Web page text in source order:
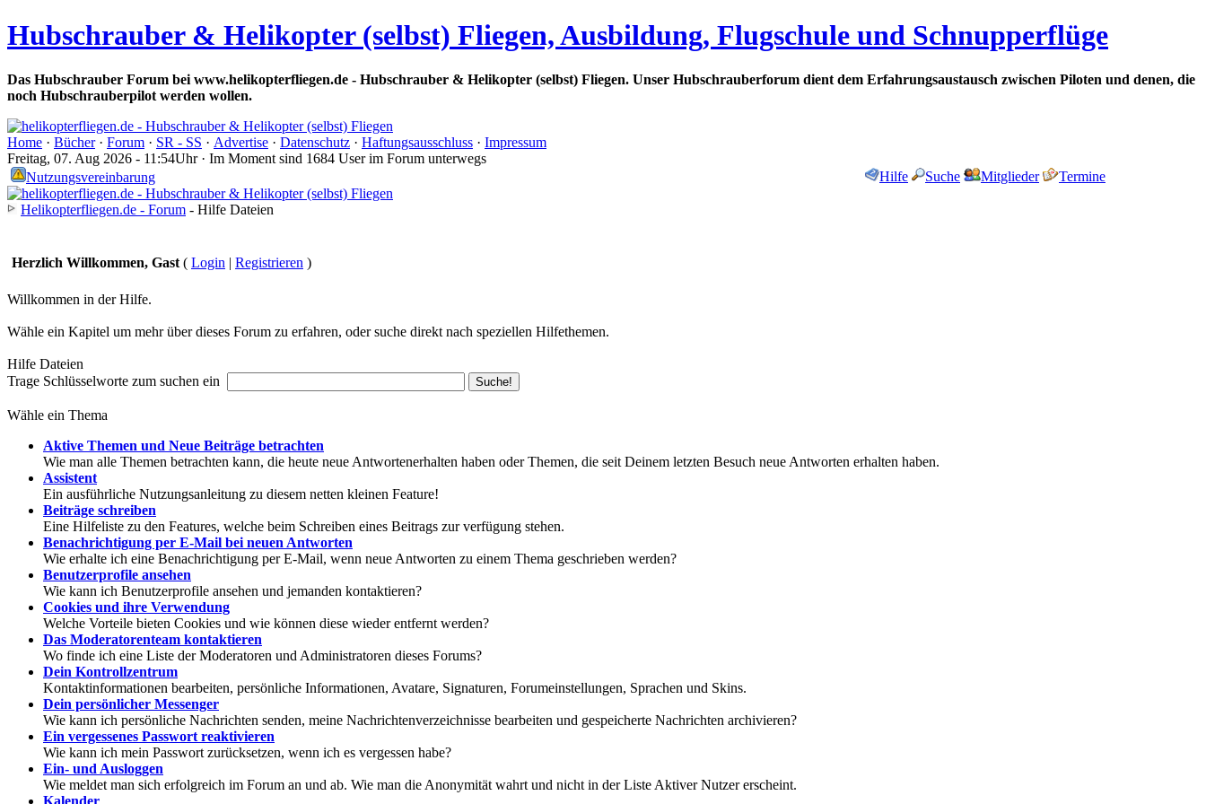
Hubschrauber & Helikopter (selbst) Fliegen, Ausbildung, Flugschule und Schnupperflüge
Das Hubschrauber Forum bei www.helikopterfliegen.de - Hubschrauber & Helikopter (selbst) Fliegen. Unser Hubschrauberforum dient dem Erfahrungsaustausch zwischen Piloten und denen, die
noch Hubschrauberpilot werden wollen.
Home · Bücher· Forum · SR - SS · Advertise · Datenschutz · Haftungsausschluss · Impressum
Freitag, 07. Aug 2026 - 11:54Uhr · Im Moment sind 1684 User im Forum unterwegs
Nutzungsvereinbarung
Hilfe Suche Mitglieder Termine
Helikopterfliegen.de - Forum - Hilfe Dateien
Herzlich Willkommen, Gast ( Login | Registrieren )
Willkommen in der Hilfe.
Wähle ein Kapitel um mehr über dieses Forum zu erfahren, oder suche direkt nach speziellen Hilfethemen.
Hilfe Dateien
Trage Schlüsselworte zum suchen ein
Wähle ein Thema
Aktive Themen und Neue Beiträge betrachten
Wie man alle Themen betrachten kann, die heute neue Antwortenerhalten haben oder Themen, die seit Deinem letzten Besuch neue Antworten erhalten haben.
Assistent
Ein ausführliche Nutzungsanleitung zu diesem netten kleinen Feature!
Beiträge schreiben
Eine Hilfeliste zu den Features, welche beim Schreiben eines Beitrags zur verfügung stehen.
Benachrichtigung per E-Mail bei neuen Antworten
Wie erhalte ich eine Benachrichtigung per E-Mail, wenn neue Antworten zu einem Thema geschrieben werden?
Benutzerprofile ansehen
Wie kann ich Benutzerprofile ansehen und jemanden kontaktieren?
Cookies und ihre Verwendung
Welche Vorteile bieten Cookies und wie können diese wieder entfernt werden?
Das Moderatorenteam kontaktieren
Wo finde ich eine Liste der Moderatoren und Administratoren dieses Forums?
Dein Kontrollzentrum
Kontaktinformationen bearbeiten, persönliche Informationen, Avatare, Signaturen, Forumeinstellungen, Sprachen und Skins.
Dein persönlicher Messenger
Wie kann ich persönliche Nachrichten senden, meine Nachrichtenverzeichnisse bearbeiten und gespeicherte Nachrichten archivieren?
Ein vergessenes Passwort reaktivieren
Wie kann ich mein Passwort zurücksetzen, wenn ich es vergessen habe?
Ein- und Ausloggen
Wie meldet man sich erfolgreich im Forum an und ab. Wie man die Anonymität wahrt und nicht in der Liste Aktiver Nutzer erscheint.
Kalender